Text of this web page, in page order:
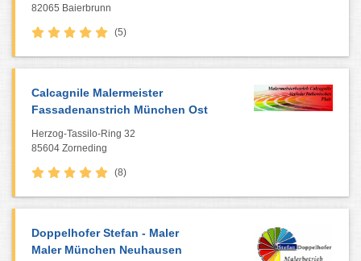
82065 Baierbrunn
(5)
Calcagnile Malermeister
Fassadenanstrich München Ost
Herzog-Tassilo-Ring 32
85604 Zorneding
(8)
Doppelhofer Stefan - Maler
Maler München Neuhausen